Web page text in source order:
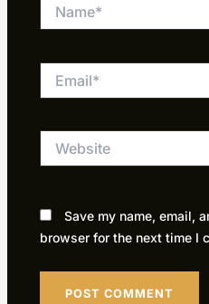
Save my name, email,
browser for the next time I